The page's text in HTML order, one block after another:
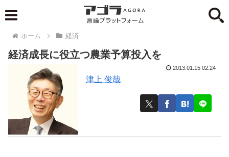
ホーム 経済
経済成長に役立つ農業予算投入を
津上 俊哉
2013.01.15 02:24